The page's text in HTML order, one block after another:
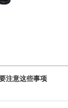
注意这些事项